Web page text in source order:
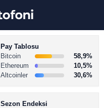
Pay Tablosu
Bitcoin
58,9%
Ethereum
10,5%
Altcoinler
30,6%
Sezon Endeksi